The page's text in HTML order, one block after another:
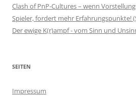
Clash of PnP-Cultures – wenn
Spieler, fordert mehr Erfahrungspunkte!
Der ewige K(r)ampf - vom Sinn und
SEITEN
Impressum